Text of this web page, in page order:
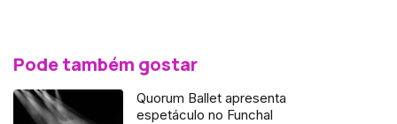
Pode também gostar
Quorum Ballet apresenta
espetáculo no Funchal